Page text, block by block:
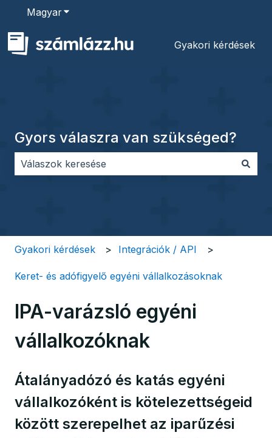
MagyarAlmenü megjelenítése fordításokhoz
Gyakori kérdések
Gyors válaszra van szükséged?
Gyakori kérdések Integrációk / API
Keret- és adófigyelő egyéni vállalkozásoknak
IPA-varázsló egyéni
vállalkozóknak
Átalányadózó és katás egyéni
vállalkozóként is kötelezettségeid
között szerepelhet az iparűzési